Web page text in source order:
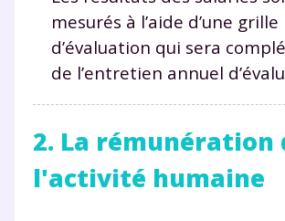
mesurés à l’aide d’une grille
d’évaluation qui sera
de l’entretien annuel
2. La rémunération
l'activité humaine